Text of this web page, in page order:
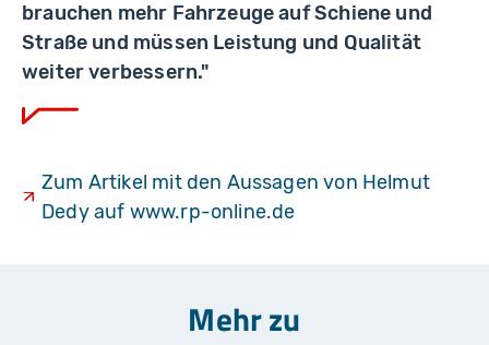
brauchen mehr Fahrzeuge auf Schiene und
Straße und müssen Leistung und Qualität
weiter verbessern."
Zum Artikel mit den Aussagen von Helmut
Dedy auf www.rp-online.de
Mehr zu